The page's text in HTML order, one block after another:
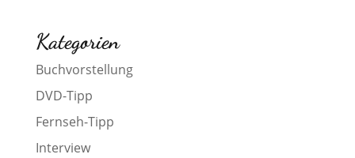
Kategorien
Buchvorstellung
DVD-Tipp
Fernseh-Tipp
Interview